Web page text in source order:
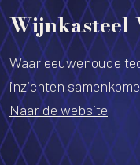
Wijnkasteel
Waar eeuwenoude
inzichten
Naar de website